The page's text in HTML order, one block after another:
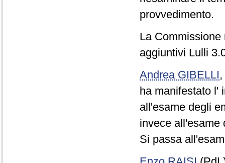
provvedimento.
La
aggiuntivi Lulli
Andrea GIBELLI,
ha manifestato l'
all'esame degli
invece all'esame
Si passa